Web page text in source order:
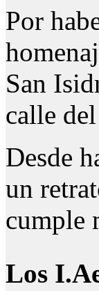
Por
San
calle
Desde
un
cumple
Los